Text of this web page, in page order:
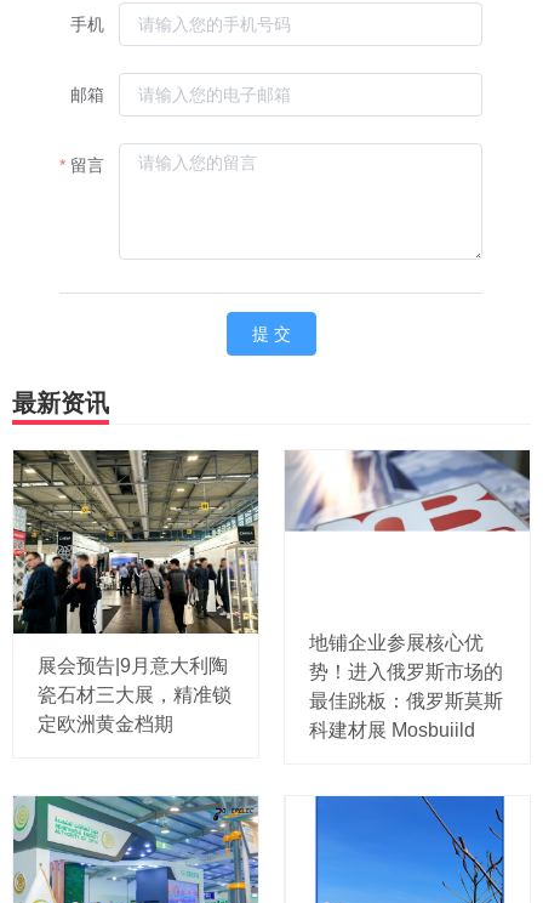
最新资讯
展会预告|9月意大利陶
瓷石材三大展，精准锁
定欧洲黄金档期
地铺企业参展核心优
势！进入俄罗斯市场的
最佳跳板：俄罗斯莫斯
科建材展 Mosbuiild